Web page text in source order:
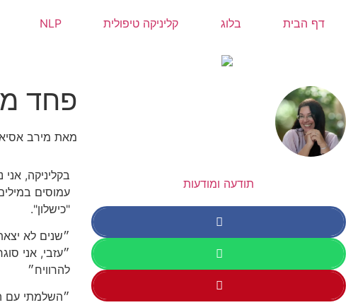
דף הבית בלוג קליניקה טיפולית NLP
תודעה ומודעות
פחד
מאת מירב
בקליניקה,
עמוסים
"כישלון".
״שנים לא
״עזבי, אני
להרוויח״
״השלמתי עם